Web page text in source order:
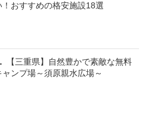
！おすすめの格安施設18選
【三重県】自然豊かで素敵な無料
ャンプ場～須原親水広場～